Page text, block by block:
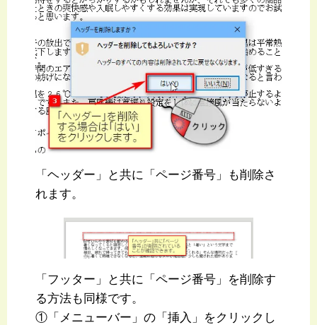
「ヘッダー」と共に「ページ番号」も削除さ
れます。
「フッター」と共に「ページ番号」を削除す
る方法も同様です。
①「メニューバー」の「挿入」をクリックし